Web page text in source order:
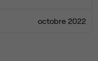
octobre 2022